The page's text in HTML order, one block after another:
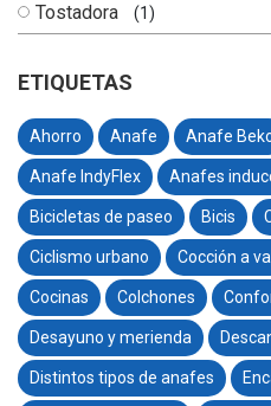
Tostadora (1)
ETIQUETAS
Ahorro Anafe Anafe
Anafe IndyFlex Anafes
Bicicletas de paseo Bicis
Ciclismo urbano Cocción a
Cocinas Colchones
Desayuno y merienda
Distintos tipos de anafes